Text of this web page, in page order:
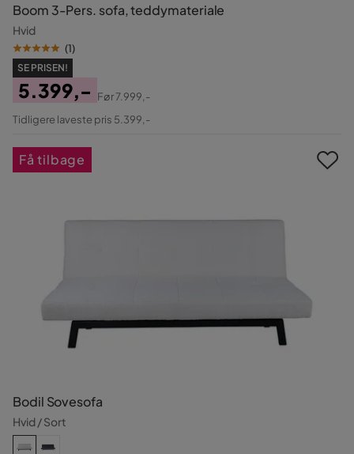
Boom 3-Pers. sofa, teddymateriale
Hvid
(1)
SE PRISEN!
Pris
5.399,-
Original
Før7.999,-
Tidligere laveste pris 5.399,-
Bodil Sovesofa
Hvid / Sort
Få tilbage